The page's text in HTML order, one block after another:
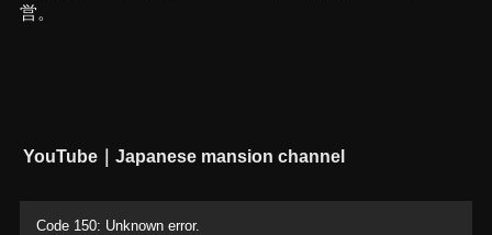
営。
YouTube｜Japanese mansion channel
Code 150: Unknown error.